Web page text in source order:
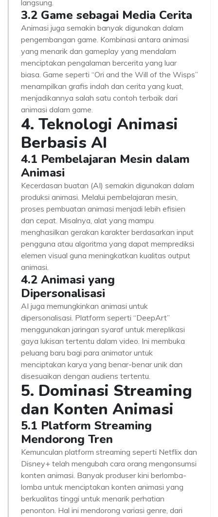
langsung.
3.2 Game sebagai Media Cerita
Animasi juga semakin banyak digunakan dalam
pengembangan game. Kombinasi antara animasi
yang menarik dan gameplay yang mendalam
menciptakan pengalaman bercerita yang luar
biasa. Game seperti “Ori and the Will of the Wisps”
menampilkan grafis indah dan cerita yang kuat,
menjadikannya salah satu contoh terbaik dari
animasi dalam game.
4. Teknologi Animasi
Berbasis AI
4.1 Pembelajaran Mesin dalam
Animasi
Kecerdasan buatan (AI) semakin digunakan dalam
produksi animasi. Melalui pembelajaran mesin,
proses pembuatan animasi menjadi lebih efisien
dan cepat. Misalnya, alat yang mampu
menghasilkan gerakan karakter berdasarkan input
pengguna atau algoritma yang dapat memprediksi
elemen visual guna meningkatkan kualitas output
animasi.
4.2 Animasi yang
Dipersonalisasi
AI juga memungkinkan animasi untuk
dipersonalisasi. Platform seperti “DeepArt”
menggunakan jaringan syaraf untuk mereplikasi
gaya lukisan tertentu dalam video. Ini membuka
peluang baru bagi para animator untuk
menciptakan karya yang benar-benar unik dan
disesuaikan dengan audiens tertentu.
5. Dominasi Streaming
dan Konten Animasi
5.1 Platform Streaming
Mendorong Tren
Kemunculan platform streaming seperti Netflix dan
Disney+ telah mengubah cara orang mengonsumsi
konten animasi. Banyak produser kini berlomba-
lomba untuk menciptakan konten animasi yang
berkualitas tinggi untuk menarik perhatian
penonton. Hal ini mendorong variasi genre, dari